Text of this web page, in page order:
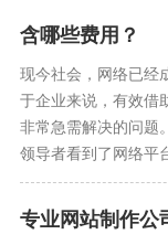
含哪些费用？
现今社会，网络已经
于企业来说，有效借
非常急需解决的问题
领导者看到了网络平
专业网站制作公